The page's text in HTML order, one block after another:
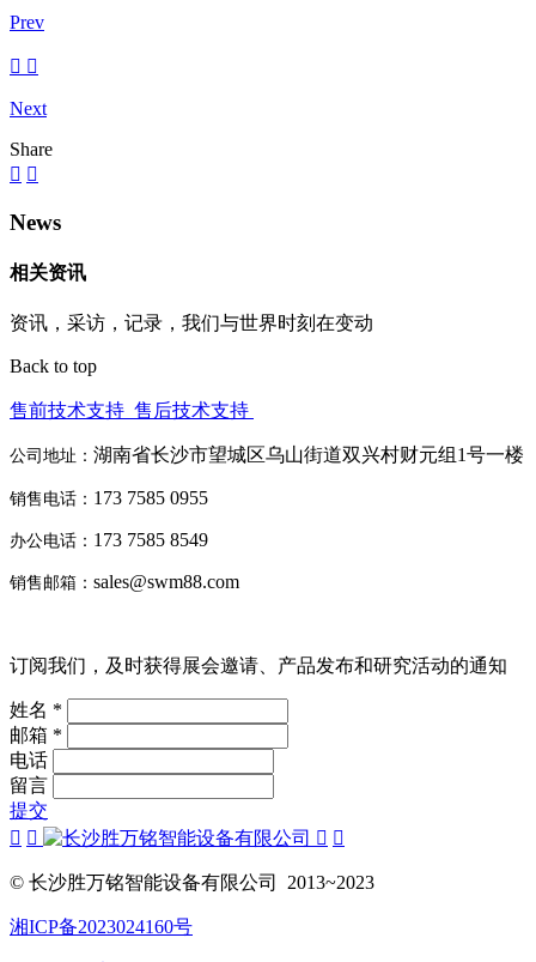
Prev
Next
Share
News
相关资讯
资讯，采访，记录，我们与世界时刻在变动
Back to top
售前技术支持 售后技术支持
公司地址： 湖南省长沙市望城区乌山街道双兴村财元组1号一楼
销售电话： 173 7585 0955
办公电话： 173 7585 8549
销售邮箱： sales@swm88.com
订阅我们，及时获得展会邀请、产品发布和研究活动的通知
姓名 *
邮箱 *
电话
留言
提交
© 长沙胜万铭智能设备有限公司 2013~2023
湘ICP备2023024160号